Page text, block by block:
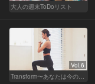
大人の週末ToDoリスト
Vol.6
Transform〜あなたは今の自分に満足してますか？〜